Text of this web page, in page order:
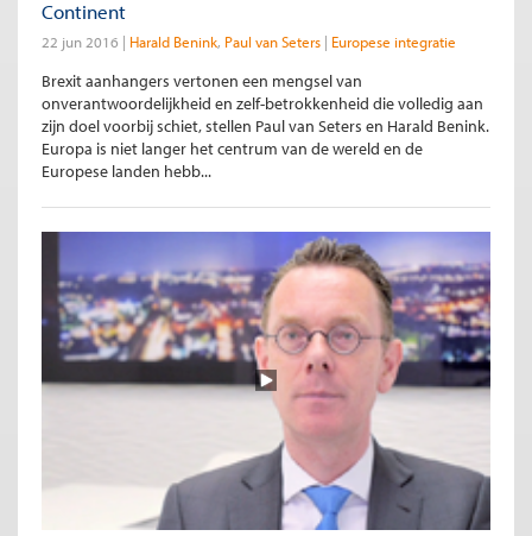
Continent
22 jun 2016 Harald Benink Paul van Seters Europese integratie
Brexit aanhangers vertonen een mengsel van
onverantwoordelijkheid en zelf-betrokkenheid die volledig aan
zijn doel voorbij schiet, stellen Paul van Seters en Harald Benink.
Europa is niet langer het centrum van de wereld en de
Europese landen hebb...